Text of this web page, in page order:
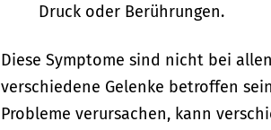
Druck oder Berührungen.
Diese Symptome sind nicht bei
verschiedene Gelenke betroffen
Probleme verursachen, kann